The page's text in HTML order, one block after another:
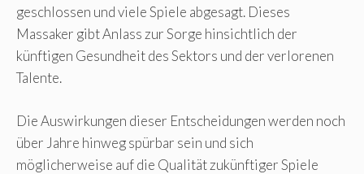
geschlossen und viele Spiele abgesagt. Dieses
Massaker gibt Anlass zur Sorge hinsichtlich der
künftigen Gesundheit des Sektors und der verlorenen
Talente.
Die Auswirkungen dieser Entscheidungen werden noch
über Jahre hinweg spürbar sein und sich
möglicherweise auf die Qualität zukünftiger Spiele